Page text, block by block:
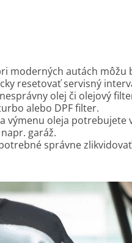
moderných autách môžu
resetovať servisný
olej či olejový
alebo DPF filter.
výmenu oleja potrebujete
garáž.
správne